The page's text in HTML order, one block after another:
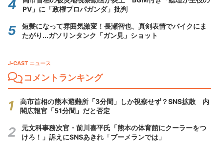
PV」に「政権プロパガンダ」批判
短髪になって雰囲気激変！長瀬智也、真剣表情でバイクにま
たがり...ガソリンタンク「ガン見」ショット
J-CAST ニュース
コメントランキング
高市首相の熊本避難所「3分間」しか視察せず？SNS拡散 内
閣広報官「51分間」だと否定
元文科事務次官・前川喜平氏「熊本の体育館にクーラーをつ
けろ！」訴えにSNSあきれ「ブーメランでは」